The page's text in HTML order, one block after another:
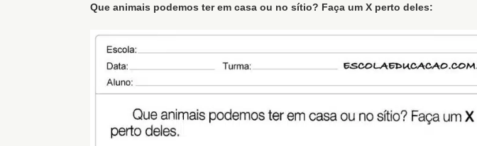
Que animais podemos ter em casa ou no sítio? Faça um X perto deles: